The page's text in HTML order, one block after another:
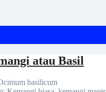
atau Basil
basilicum